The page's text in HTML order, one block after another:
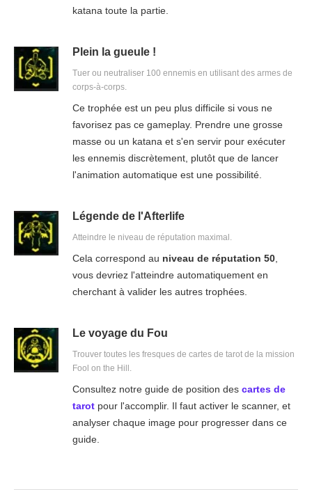
katana toute la partie.
Plein la gueule !
Tuer ou neutraliser 100 ennemis en utilisant des armes de
corps-à-corps.
Ce trophée est un peu plus difficile si vous ne
favorisez pas ce gameplay. Prendre une grosse
masse ou un katana et s'en servir pour exécuter
les ennemis discrètement, plutôt que de lancer
l'animation automatique est une possibilité.
Légende de l'Afterlife
Atteindre le niveau de réputation maximal.
Cela correspond au niveau de réputation 50,
vous devriez l'atteindre automatiquement en
cherchant à valider les autres trophées.
Le voyage du Fou
Trouver toutes les fresques de cartes de tarot de la mission
Fool on the Hill.
Consultez notre guide de position des cartes de
tarotpour l'accomplir. Il faut activer le scanner, et
analyser chaque image pour progresser dans ce
guide.